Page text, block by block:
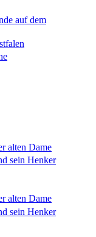
auf dem
alten Dame
sein Henker
alten Dame
sein Henker